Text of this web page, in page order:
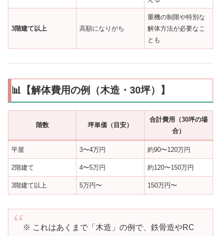
3階建て以上 高額になりがち
重機の制限や特別な
解体方法が必要なこ
とも
📊【解体費用の例（木造・30坪）】
階数 坪単価（目安）
合計費用（30坪の場
合）
平屋 3〜4万円 約90〜120万円
2階建て 4〜5万円 約120〜150万円
3階建て以上 5万円〜 150万円〜
※ これはあくまで「木造」の例で、鉄骨造やRC